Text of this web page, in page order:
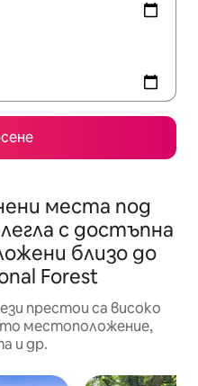
места под
с достъпна
близо до
Forest
престои са високо
местоположение,
и др.